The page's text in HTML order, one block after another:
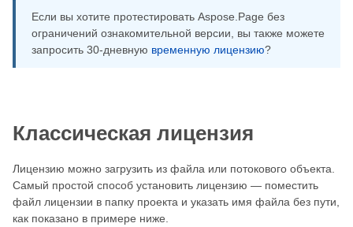
Если вы хотите протестировать Aspose.Page без
ограничений ознакомительной версии, вы также можете
запросить 30-дневную временную лицензию?
Классическая лицензия
Лицензию можно загрузить из файла или потокового объекта.
Самый простой способ установить лицензию — поместить
файл лицензии в папку проекта и указать имя файла без пути,
как показано в примере ниже.